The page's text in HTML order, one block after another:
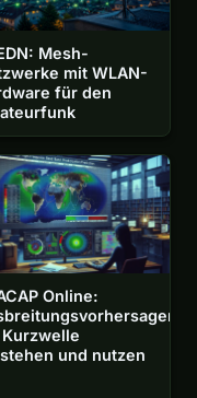
Mesh-
mit WLAN-
für den
Online:
und nutzen